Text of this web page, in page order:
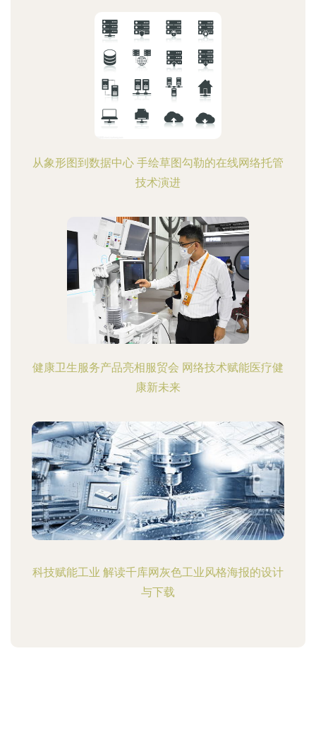
从象形图到数据中心 手绘草图勾勒的在线网络托管
技术演进
健康卫生服务产品亮相服贸会 网络技术赋能医疗健
康新未来
科技赋能工业 解读千库网灰色工业风格海报的设计
与下载